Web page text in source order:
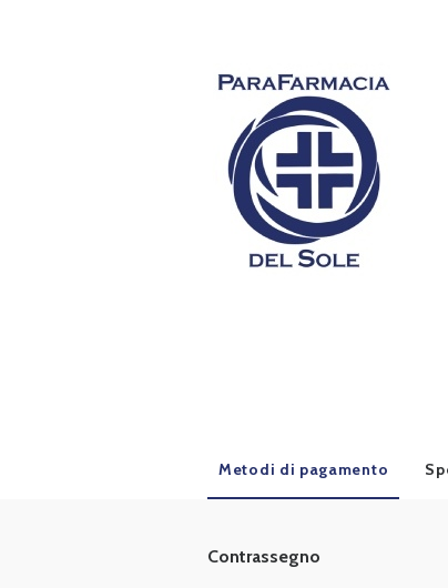
Metodi di pagamento
Contrassegno